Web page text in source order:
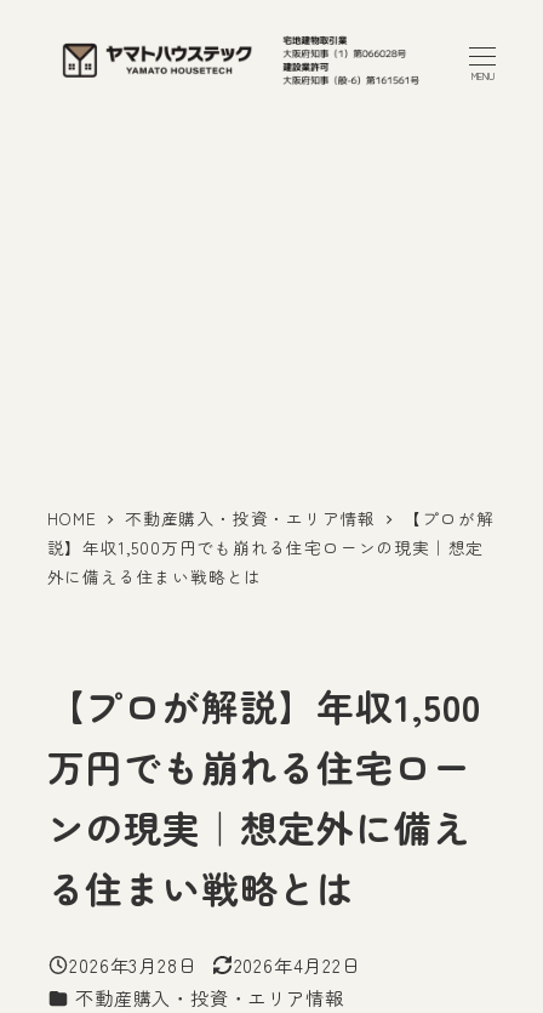
MENU
HOME 不動産購入・投資・エリア情報
【プロが解
説】年収1,500万円でも崩れる住宅ローンの現実｜想定
外に備える住まい戦略とは
【プロが解説】年収1,500
万円でも崩れる住宅ロー
ンの現実｜想定外に備え
る住まい戦略とは
投稿日
2026年3月28日
更新日
2026年4月22日
カテゴリー
不動産購入・投資・エリア情報